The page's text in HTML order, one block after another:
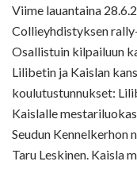
Viime lauantaina
Collieyhdistyksen
Osallistuin kilpailuun
Lilibetin ja Kaislan
koulutustunnukset:
Kaislalle
Seudun Kennelkerhon
Taru Leskinen. Kaisla